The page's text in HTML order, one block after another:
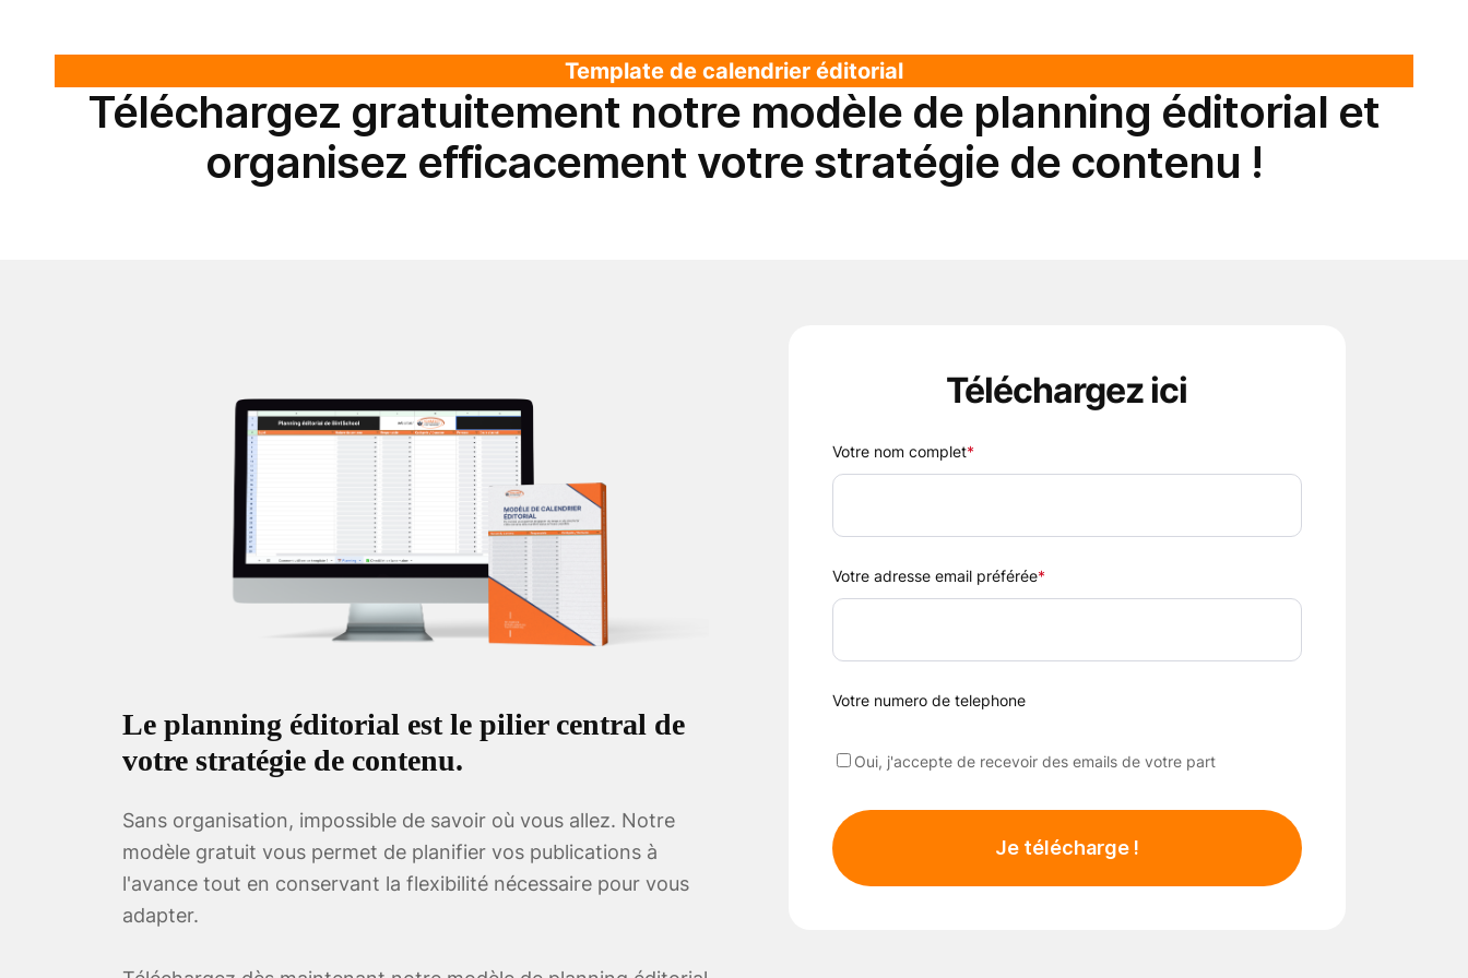
Template de calendrier éditorial
Téléchargez gratuitement notre modèle de planning éditorial et
organisez efficacement votre stratégie de contenu !
Le planning éditorial est le pilier central de
votre stratégie de contenu.
Sans organisation, impossible de savoir où vous allez. Notre
modèle gratuit vous permet de planifier vos publications à
l'avance tout en conservant la flexibilité nécessaire pour vous
adapter.
Téléchargez ici
Votre nom complet*
Votre adresse email préférée*
Votre numero de telephone
Oui, j'accepte de recevoir des emails de votre part
Je télécharge !